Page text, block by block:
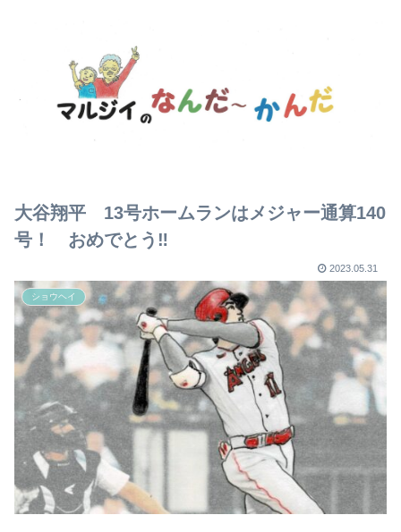
大谷翔平 13号ホームランはメジャー通算140
号！ おめでとう‼
2023.05.31
ショウヘイ